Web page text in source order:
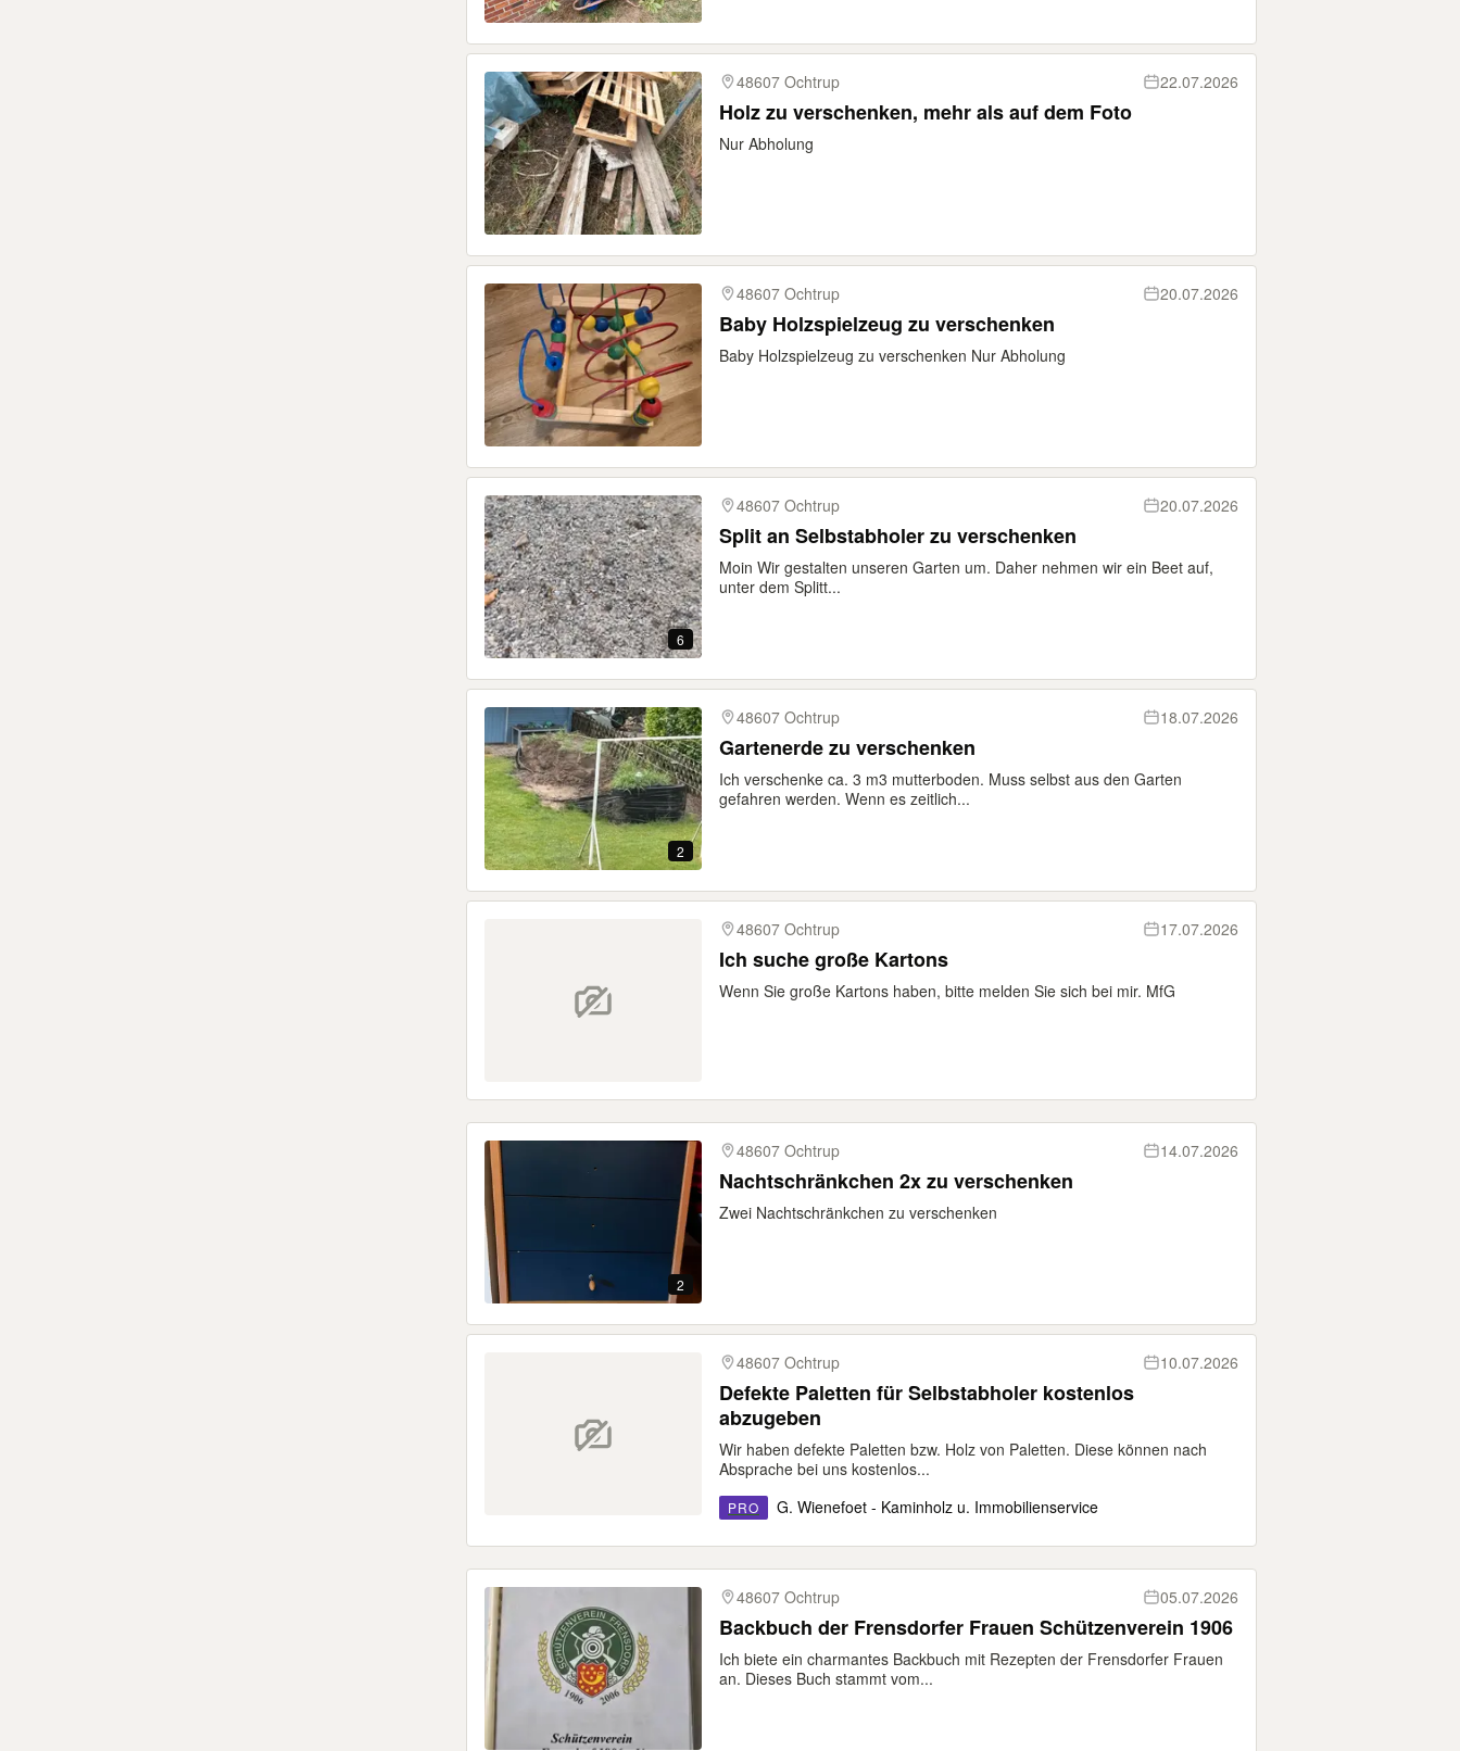
48607 Ochtrup 22.07.2026
Holz zu verschenken, mehr als auf dem Foto
Nur Abholung
48607 Ochtrup 20.07.2026
Baby Holzspielzeug zu verschenken
Baby Holzspielzeug zu verschenken Nur Abholung
6
48607 Ochtrup 20.07.2026
Split an Selbstabholer zu verschenken
Moin Wir gestalten unseren Garten um. Daher nehmen wir ein Beet auf,
unter dem Splitt...
2
48607 Ochtrup 18.07.2026
Gartenerde zu verschenken
Ich verschenke ca. 3 m3 mutterboden. Muss selbst aus den Garten
gefahren werden. Wenn es zeitlich...
48607 Ochtrup 17.07.2026
Ich suche große Kartons
Wenn Sie große Kartons haben, bitte melden Sie sich bei mir. MfG
2
48607 Ochtrup 14.07.2026
Nachtschränkchen 2x zu verschenken
Zwei Nachtschränkchen zu verschenken
48607 Ochtrup 10.07.2026
Defekte Paletten für Selbstabholer kostenlos
abzugeben
Wir haben defekte Paletten bzw. Holz von Paletten. Diese können nach
Absprache bei uns kostenlos...
PRO G. Wienefoet - Kaminholz u. Immobilienservice
48607 Ochtrup 05.07.2026
Backbuch der Frensdorfer Frauen Schützenverein 1906
Ich biete ein charmantes Backbuch mit Rezepten der Frensdorfer Frauen
an. Dieses Buch stammt vom...